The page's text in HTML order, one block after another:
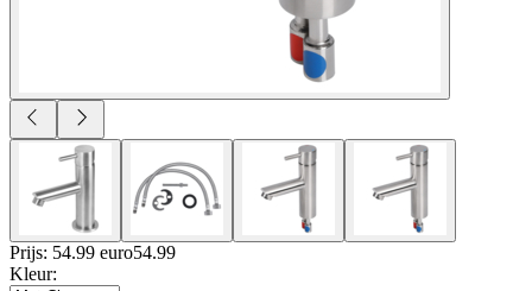
Prijs: 54.99 euro54.99
Kleur: